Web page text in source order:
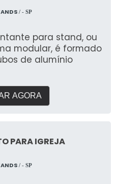
/ - SP
para stand, ou
modular, é formado
de alumínio
AGORA
PARA IGREJA
/ - SP